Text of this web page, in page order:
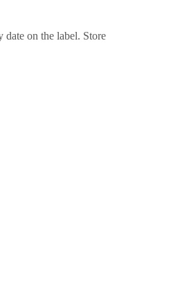
on the label. Store